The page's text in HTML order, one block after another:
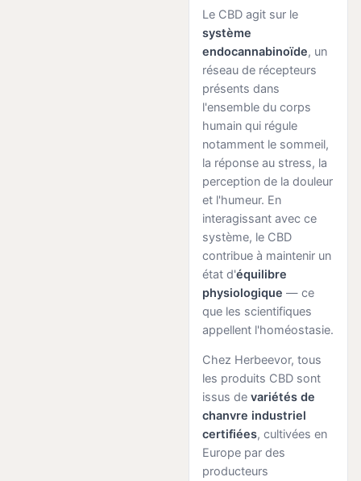
Le CBD agit sur le
système
endocannabinoïde, un
réseau de récepteurs
présents dans
l'ensemble du corps
humain qui régule
notamment le sommeil,
la réponse au stress, la
perception de la douleur
et l'humeur. En
interagissant avec ce
système, le CBD
contribue à maintenir un
état d'équilibre
physiologique — ce
que les scientifiques
appellent l'homéostasie.
Chez Herbeevor, tous
les produits CBD sont
issus de variétés de
chanvre industriel
certifiées, cultivées en
Europe par des
producteurs